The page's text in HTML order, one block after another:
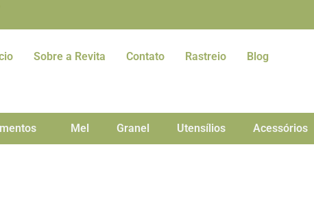
Sobre a Revita Contato Rastreio Blog
Mel Granel Utensílios Acessórios